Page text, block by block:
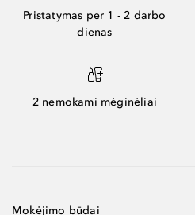
Pristatymas per 1 - 2 darbo
dienas
2 nemokami mėginėliai
Mokėjimo būdai